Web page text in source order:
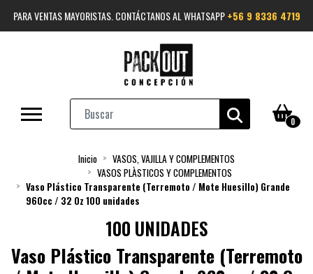
PARA VENTAS MAYORISTAS. CONTÁCTANOS AL WHATSAPP+56 9 8336 4719
0
Inicio
VASOS, VAJILLA Y COMPLEMENTOS
VASOS PLÀSTICOS Y COMPLEMENTOS
Vaso Plástico Transparente (Terremoto / Mote Huesillo) Grande
960cc / 32 Oz 100 unidades
100 UNIDADES
Vaso Plástico Transparente (Terremoto